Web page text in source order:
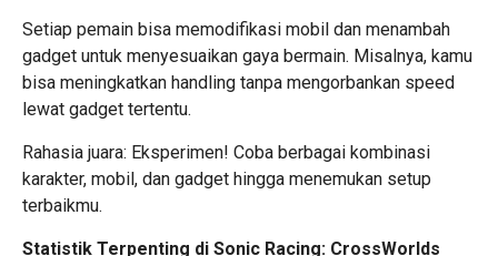
Setiap pemain bisa memodifikasi mobil dan menambah
gadget untuk menyesuaikan gaya bermain. Misalnya, kamu
bisa meningkatkan handling tanpa mengorbankan speed
lewat gadget tertentu.
Rahasia juara: Eksperimen! Coba berbagai kombinasi
karakter, mobil, dan gadget hingga menemukan setup
terbaikmu.
Statistik Terpenting di Sonic Racing: CrossWorlds